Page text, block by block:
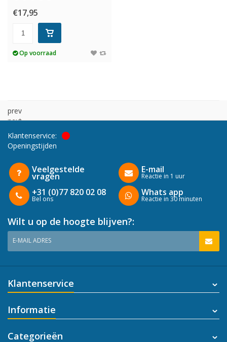
€17,95
Op voorraad
prev
next
Klantenservice:
Openingstijden
Veelgestelde
vragen
+31 (0)77 820 02 08
Bel ons
E-mail
Reactie in 1 uur
Whats app
Reactie in 30 minuten
Wilt u op de hoogte blijven?:
E-MAIL ADRES
Klantenservice
Informatie
Categorieën